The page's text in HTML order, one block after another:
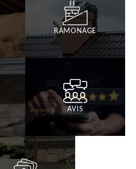
RAMONAGE
AVIS